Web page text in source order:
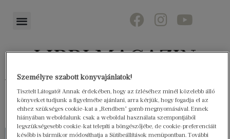
Könyvektől az olvasókig
Személyre szabott könyvajánlatok!
Tisztelt Látogató! Annak érdekében, hogy az ízléséhez minél közelebb álló
könyveket tudjunk a figyelmébe ajánlani, arra kérjük, hogy fogadja el az
ehhez szükséges cookie-kat a „Rendben” gomb megnyomásával. Ennek
hiányában weboldalunk csak a weboldal használata szempontjából
legszükségesebb cookie-kat telepíti a böngészőjébe, de cookie-preferenciáit
később is bármikor módosíthatja a Sütibeállítások menüpontban. További